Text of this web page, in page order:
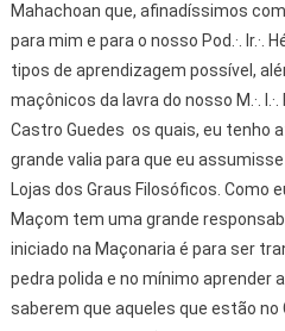
Mahachoan que, afinadíssimos
para mim e para o nosso Pod.·. Ir.·.
tipos de aprendizagem possível,
maçônicos da lavra do nosso M.·. I.·.
Castro Guedes os quais, eu tenho
grande valia para que eu
Lojas dos Graus Filosóficos. Como
Maçom tem uma grande
iniciado na Maçonaria é para ser
pedra polida e no mínimo aprender
saberem que aqueles que estão no